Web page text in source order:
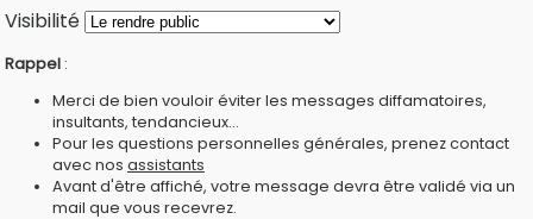
Visibilité
Rappel :
Merci de bien vouloir éviter les messages diffamatoires,
insultants, tendancieux...
Pour les questions personnelles générales, prenez contact
avec nos assistants
Avant d'être affiché, votre message devra être validé via un
mail que vous recevrez.